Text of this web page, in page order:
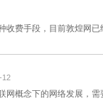
收费手段，目前敦煌网
12
概念下的网络发展，